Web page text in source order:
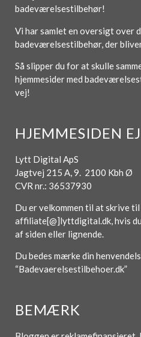
badeværelsestilbehør!
Vi har samlet en oversigt over
badeværelsestilbehør, der
Så slipper du for at skulle
hjemmesider med
vej!
HJEMMESIDEN
Lytt Digital ApS
Jagtvej 215 A, 9. 2100 Kbh Ø
CVR nr.: 36537930
Du er velkommen til at skrive til
affiliate[@]lyttdigital.dk, hvis
af siden eller lignende.
Du bedes mærke din
“Badevaerelsestilbehoer.dk”
BEMÆRK